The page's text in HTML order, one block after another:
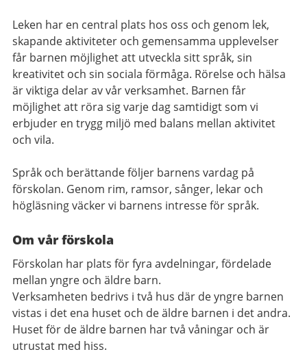
Leken har en central plats hos oss och genom lek,
skapande aktiviteter och gemensamma upplevelser
får barnen möjlighet att utveckla sitt språk, sin
kreativitet och sin sociala förmåga. Rörelse och hälsa
är viktiga delar av vår verksamhet. Barnen får
möjlighet att röra sig varje dag samtidigt som vi
erbjuder en trygg miljö med balans mellan aktivitet
och vila.
Språk och berättande följer barnens vardag på
förskolan. Genom rim, ramsor, sånger, lekar och
högläsning väcker vi barnens intresse för språk.
Om vår förskola
Förskolan har plats för fyra avdelningar, fördelade
mellan yngre och äldre barn.
Verksamheten bedrivs i två hus där de yngre barnen
vistas i det ena huset och de äldre barnen i det andra.
Huset för de äldre barnen har två våningar och är
utrustat med hiss.